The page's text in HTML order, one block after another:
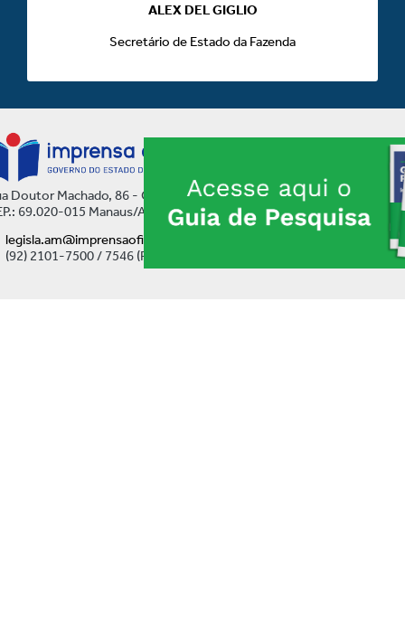
ALEX DEL GIGLIO
Secretário de Estado da Fazenda
Doutor Machado, 86 - Centro
69.020-015 Manaus/AM
legisla.am@imprensaoficial.am.gov.br
(92) 2101-7500 / 7546 (Ramal)